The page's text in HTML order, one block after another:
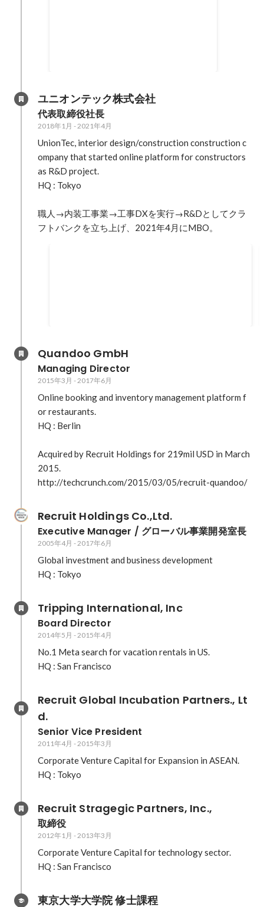
https://newspicks.com/news/9212599/?
ref=search BRIDGE / 工事会社向け経営
管理システム「クラフトバンクオフィ
ス」運営、14.2億円をシリーズA調達
https://thebridge.jp/2023/09/craftbank-
series-a-round-funding BRIDGE / 建設
職人マッチングプラットフォーム
「CraftBank」運営、MBOから2ヶ月で
らから
https://thebridge.jp/2021/06/craftbank-
ユニオンテック株式会社
代表取締役社長
2018年1月 - 2021年4月
UnionTec, interior design/construction construction c
ompany that started online platform for constructors
as R&D project.
HQ : Tokyo
職人→内装工事業→工事DXを実行→R&Dとしてクラ
フトバンクを立ち上げ、2021年4月にMBO。
細な企業プロフィールで精度高める
https://jp.techcrunch.com/2020/03/17/craftbank/
建設現場×職人マッチングの「SUSTINA」が登録
社数1万社突破、登録職人はまもなく11万人に
https://jp.techcrunch.com/2019/06/03/union-
tec-sustina/ 建設職人マッチングのユニオンテッ
https://jp.techcrunch.com/2019/02/18/union-
tec-dcm-billion/ CNET / 家具レンタルから職人マ
ッチングまで、シェアエコサービスの今
ンテック、データ活用で最適、正確マッチング
https://japan.cnet.com/article/35150517/
Diamond Signal / 台風被害のブルーシート張りボ
乗り出す理由
https://signal.diamond.jp/articles/-/44
Quandoo GmbH
Managing Director
2015年3月 - 2017年6月
Online booking and inventory management platform f
or restaurants.
HQ : Berlin
Acquired by Recruit Holdings for 219mil USD in March
2015.
http://techcrunch.com/2015/03/05/recruit-quandoo/
Recruit Holdings Co.,Ltd.
Executive Manager / グローバル事業開発室長
2005年4月 - 2017年6月
Global investment and business development
Tripping International, Inc
Board Director
2014年5月 - 2015年4月
No.1 Meta search for vacation rentals in US.
HQ : San Francisco
Recruit Global Incubation Partners., Lt
d.
Senior Vice President
2011年4月 - 2015年3月
Corporate Venture Capital for Expansion in ASEAN.
HQ : Tokyo
Recruit Stragegic Partners, Inc.,
取締役
2012年1月 - 2013年3月
Corporate Venture Capital for technology sector.
HQ : San Francisco
東京大学大学院 修士課程